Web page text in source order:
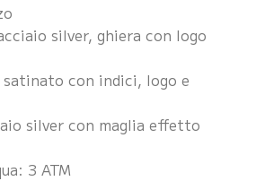
silver, ghiera con logo
con indici, logo e
silver con maglia effetto
3 ATM